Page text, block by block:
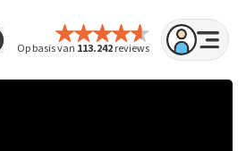
Op basis van 113.242reviews